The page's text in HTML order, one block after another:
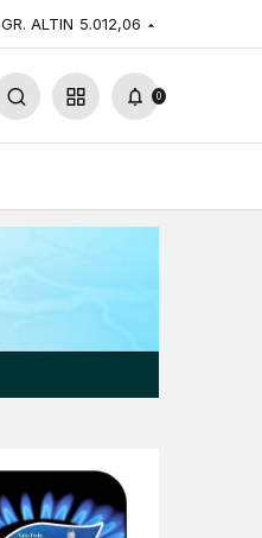
GR. ALTIN 5.012,06
0